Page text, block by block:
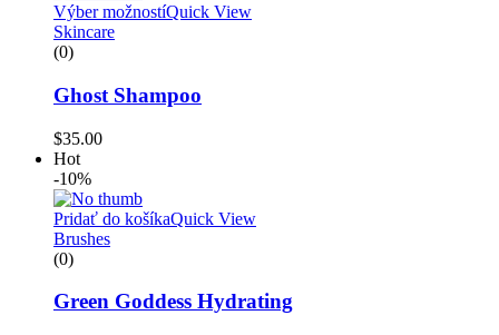
Výber možnostíQuick View
Skincare
(0)
Ghost Shampoo
$35.00
Hot
-10%
Pridať do košíkaQuick View
Brushes
(0)
Green Goddess Hydrating